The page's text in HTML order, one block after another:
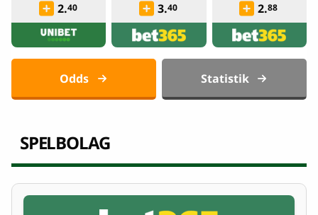
2.40 3.40 2.88
Odds Statistik
SPELBOLAG